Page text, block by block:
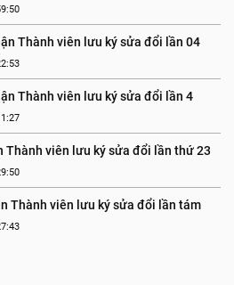
Thành viên lưu ký sửa đổi lần 04
Thành viên lưu ký sửa đổi lần 4
Thành viên lưu ký sửa đổi lần thứ 23
Thành viên lưu ký sửa đổi lần tám